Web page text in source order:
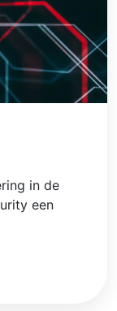
in de
een